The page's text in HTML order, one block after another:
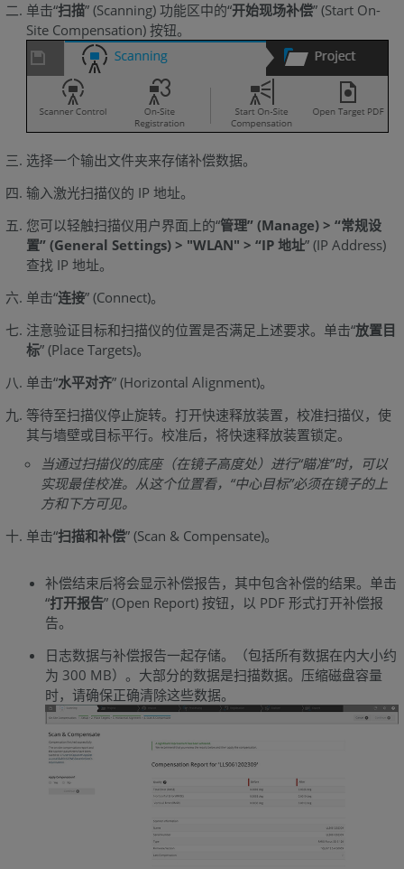
单击“扫描” (Scanning) 功能区中的“开始现场补偿” (Start On-
Site Compensation) 按钮。
选择一个输出文件夹来存储补偿数据。
输入激光扫描仪的 IP 地址。
您可以轻触扫描仪用户界面上的“管理” (Manage) > “常规设
置” (General Settings) > "WLAN" > “IP 地址” (IP Address)
查找 IP 地址。
单击“连接” (Connect)。
注意验证目标和扫描仪的位置是否满足上述要求。单击“放置目
标” (Place Targets)。
单击“水平对齐” (Horizontal Alignment)。
等待至扫描仪停止旋转。打开快速释放装置，校准扫描仪，使
其与墙壁或目标平行。校准后，将快速释放装置锁定。
当通过扫描仪的底座（在镜子高度处）进行“瞄准”时，可以
实现最佳校准。从这个位置看，“中心目标”必须在镜子的上
方和下方可见。
单击“扫描和补偿” (Scan & Compensate)。
补偿结束后将会显示补偿报告，其中包含补偿的结果。单击
“打开报告” (Open Report) 按钮，以 PDF 形式打开补偿报
告。
日志数据与补偿报告一起存储。（包括所有数据在内大小约
为 300 MB）。大部分的数据是扫描数据。压缩磁盘容量
时，请确保正确清除这些数据。